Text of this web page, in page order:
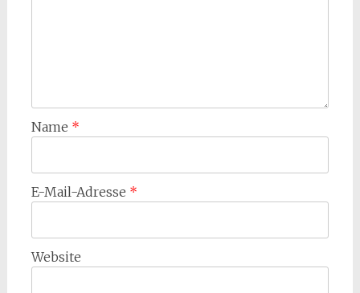
Name *
E-Mail-Adresse *
Website